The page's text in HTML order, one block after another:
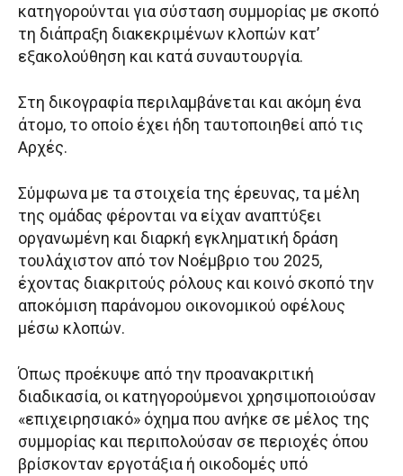
κατηγορούνται για σύσταση συμμορίας με σκοπό
τη διάπραξη διακεκριμένων κλοπών κατ’
εξακολούθηση και κατά συναυτουργία.
Στη δικογραφία περιλαμβάνεται και ακόμη ένα
άτομο, το οποίο έχει ήδη ταυτοποιηθεί από τις
Αρχές.
Σύμφωνα με τα στοιχεία της έρευνας, τα μέλη
της ομάδας φέρονται να είχαν αναπτύξει
οργανωμένη και διαρκή εγκληματική δράση
τουλάχιστον από τον Νοέμβριο του 2025,
έχοντας διακριτούς ρόλους και κοινό σκοπό την
αποκόμιση παράνομου οικονομικού οφέλους
μέσω κλοπών.
Όπως προέκυψε από την προανακριτική
διαδικασία, οι κατηγορούμενοι χρησιμοποιούσαν
«επιχειρησιακό» όχημα που ανήκε σε μέλος της
συμμορίας και περιπολούσαν σε περιοχές όπου
βρίσκονταν εργοτάξια ή οικοδομές υπό